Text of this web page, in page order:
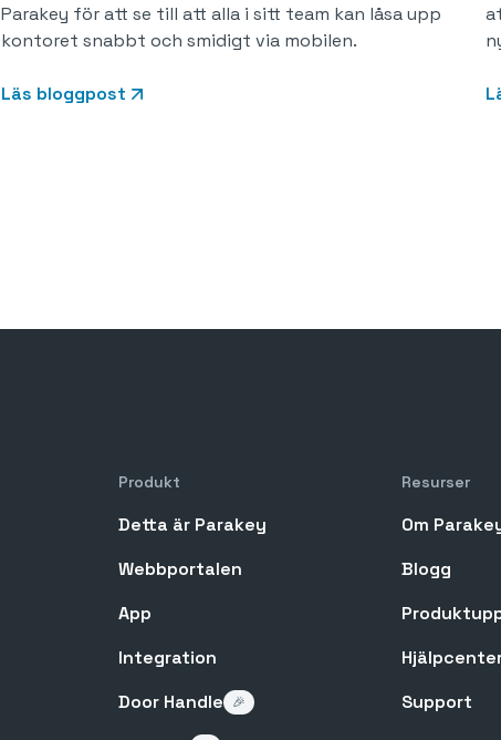
Parakey för att se till att alla i sitt team kan låsa upp
kontoret snabbt och smidigt via mobilen.
Läs bloggpost
Produkt
Detta är Parakey
Webbportalen
App
Integration
Door Handle
🎉
Resurser
Om
Blogg
Support